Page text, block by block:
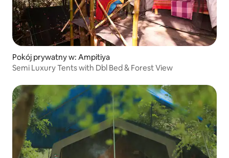
Pokój prywatny w: Ampitiya
Semi Luxury Tents with Dbl Bed & Forest View